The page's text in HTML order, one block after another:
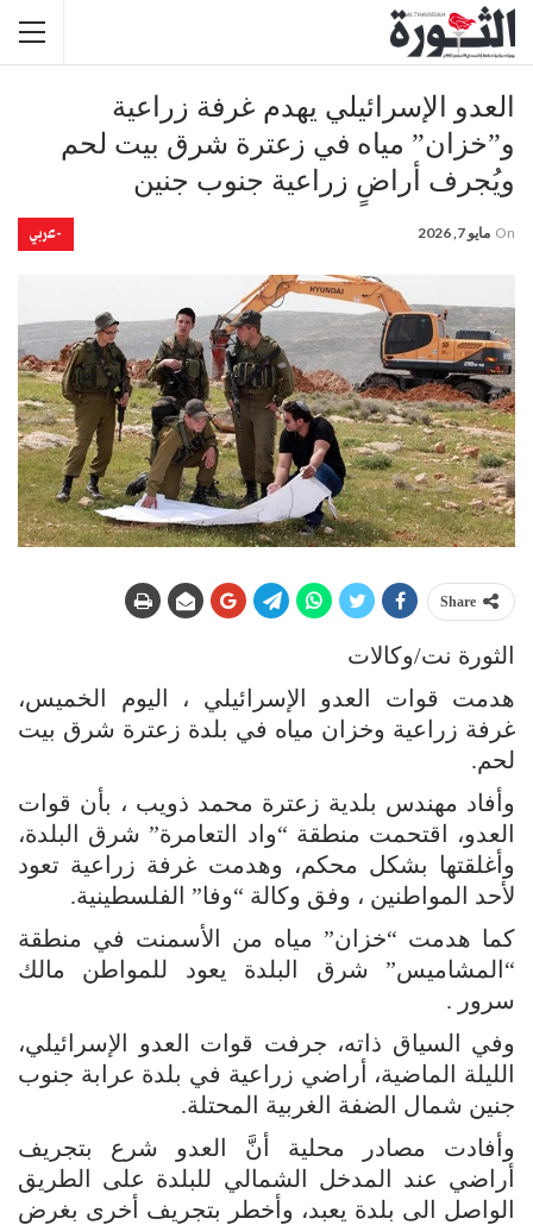
العدو الإسرائيلي يهدم غرفة زراعية
و”خزان” مياه في زعترة شرق بيت لحم
ويُجرف أراضٍ زراعية جنوب جنين
-عربي On مايو 7, 2026
Share
الثورة نت/وكالات
هدمت قوات العدو الإسرائيلي ، اليوم الخميس،
غرفة زراعية وخزان مياه في بلدة زعترة شرق بيت
لحم.
وأفاد مهندس بلدية زعترة محمد ذويب ، بأن قوات
العدو، اقتحمت منطقة “واد التعامرة” شرق البلدة،
وأغلقتها بشكل محكم، وهدمت غرفة زراعية تعود
لأحد المواطنين ، وفق وكالة “وفا” الفلسطينية.
كما هدمت “خزان” مياه من الأسمنت في منطقة
“المشاميس” شرق البلدة يعود للمواطن مالك
سرور .
وفي السياق ذاته، جرفت قوات العدو الإسرائيلي،
الليلة الماضية، أراضي زراعية في بلدة عرابة جنوب
جنين شمال الضفة الغربية المحتلة.
وأفادت مصادر محلية أنَّ العدو شرع بتجريف
أراضي عند المدخل الشمالي للبلدة على الطريق
الواصل الى بلدة يعبد، وأخطر بتجريف أخرى بغرض